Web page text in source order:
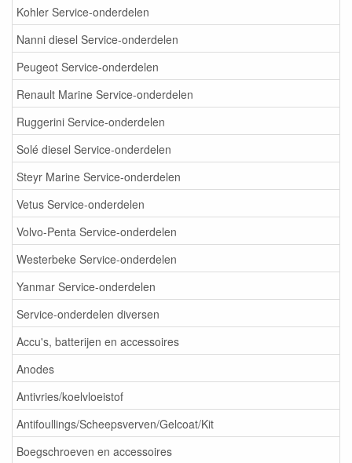
Kohler Service-onderdelen
Nanni diesel Service-onderdelen
Peugeot Service-onderdelen
Renault Marine Service-onderdelen
Ruggerini Service-onderdelen
Solé diesel Service-onderdelen
Steyr Marine Service-onderdelen
Vetus Service-onderdelen
Volvo-Penta Service-onderdelen
Westerbeke Service-onderdelen
Yanmar Service-onderdelen
Service-onderdelen diversen
Accu's, batterijen en accessoires
Anodes
Antivries/koelvloeistof
Antifoullings/Scheepsverven/Gelcoat/Kit
Boegschroeven en accessoires